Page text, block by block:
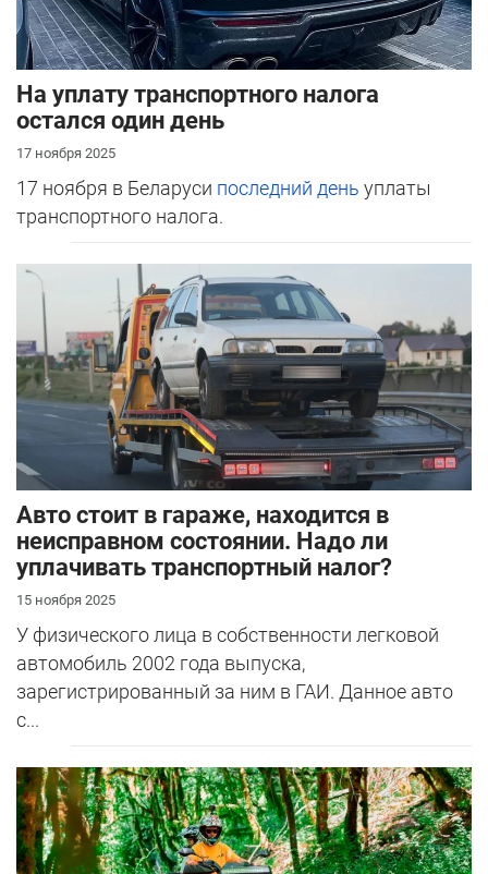
На уплату транспортного налога
остался один день
17 ноября 2025
17 ноября в Беларуси последний день уплаты
транспортного налога.
Авто стоит в гараже, находится в
неисправном состоянии. Надо ли
уплачивать транспортный налог?
15 ноября 2025
У физического лица в собственности легковой
автомобиль 2002 года выпуска,
зарегистрированный за ним в ГАИ. Данное авто
с...